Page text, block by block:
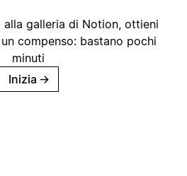
galleria di Notion, ottieni
compenso: bastano pochi
minuti
Inizia →